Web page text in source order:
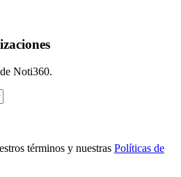
Noti360.
términos y nuestras Políticas de